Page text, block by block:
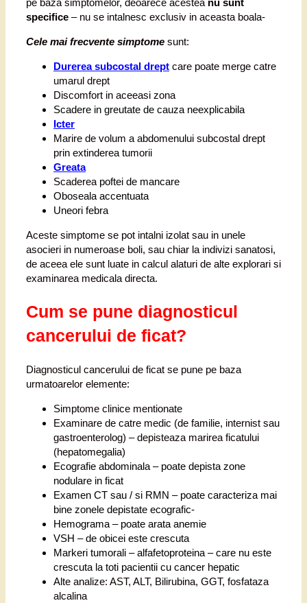
pe baza simptomelor, deoarece acestea nu sunt
specifice – nu se intalnesc exclusiv in aceasta boala-
Cele mai frecvente simptome sunt:
Durerea subcostal drept care poate merge catre
umarul drept
Discomfort in aceeasi zona
Scadere in greutate de cauza neexplicabila
Icter
Marire de volum a abdomenului subcostal drept
prin extinderea tumorii
Greata
Scaderea poftei de mancare
Oboseala accentuata
Uneori febra
Aceste simptome se pot intalni izolat sau in unele
asocieri in numeroase boli, sau chiar la indivizi sanatosi,
de aceea ele sunt luate in calcul alaturi de alte explorari si
examinarea medicala directa.
Cum se pune diagnosticul
cancerului de ficat?
Diagnosticul cancerului de ficat se pune pe baza
urmatoarelor elemente:
Simptome clinice mentionate
Examinare de catre medic (de familie, internist sau
gastroenterolog) – depisteaza marirea ficatului
(hepatomegalia)
Ecografie abdominala – poate depista zone
nodulare in ficat
Examen CT sau / si RMN – poate caracteriza mai
bine zonele depistate ecografic-
Hemograma – poate arata anemie
VSH – de obicei este crescuta
Markeri tumorali – alfafetoproteina – care nu este
crescuta la toti pacientii cu cancer hepatic
Alte analize: AST, ALT, Bilirubina, GGT, fosfataza
alcalina